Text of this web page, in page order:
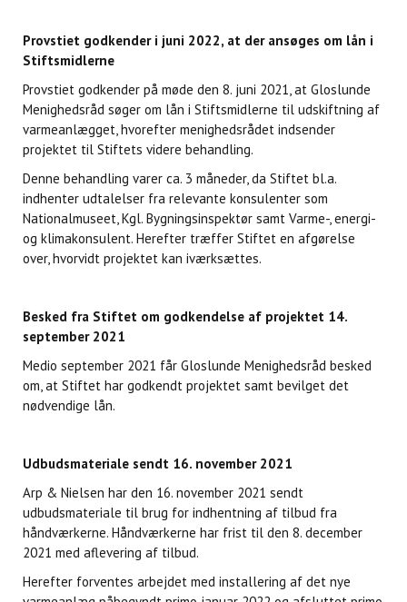
Provstiet godkender i juni 2022, at der ansøges om lån i
Stiftsmidlerne
Provstiet godkender på møde den 8. juni 2021, at Gloslunde
Menighedsråd søger om lån i Stiftsmidlerne til udskiftning af
varmeanlægget, hvorefter menighedsrådet indsender
projektet til Stiftets videre behandling.
Denne behandling varer ca. 3 måneder, da Stiftet bl.a.
indhenter udtalelser fra relevante konsulenter som
Nationalmuseet, Kgl. Bygningsinspektør samt Varme-, energi-
og klimakonsulent. Herefter træffer Stiftet en afgørelse
over, hvorvidt projektet kan iværksættes.
Besked fra Stiftet om godkendelse af projektet 14.
september 2021
Medio september 2021 får Gloslunde Menighedsråd besked
om, at Stiftet har godkendt projektet samt bevilget det
nødvendige lån.
Udbudsmateriale sendt 16. november 2021
Arp & Nielsen har den 16. november 2021 sendt
udbudsmateriale til brug for indhentning af tilbud fra
håndværkerne. Håndværkerne har frist til den 8. december
2021 med aflevering af tilbud.
Herefter forventes arbejdet med installering af det nye